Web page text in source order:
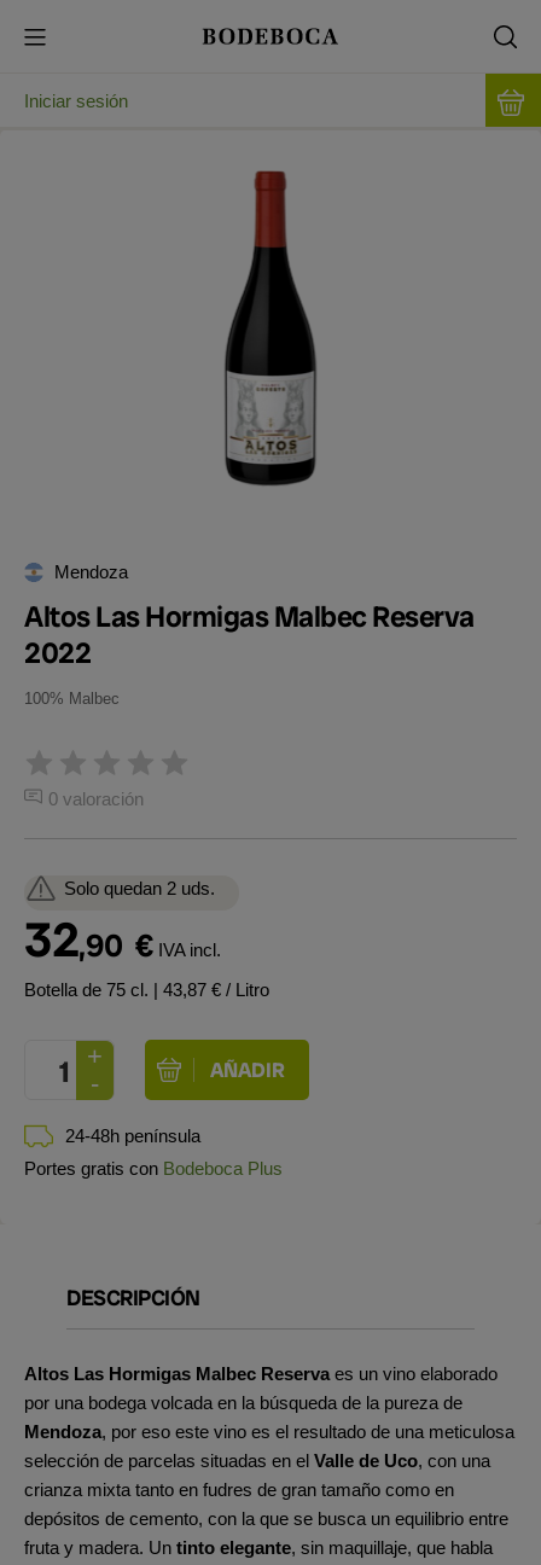
Iniciar sesión
Mendoza
Altos Las Hormigas Malbec Reserva
2022
100% Malbec
0 valoración
Solo quedan 2 uds.
32,90 € IVA incl.
Botella de 75 cl. | 43,87 € / Litro
24-48h península
Portes gratis con Bodeboca Plus
DESCRIPCIÓN
Altos Las Hormigas Malbec Reserva es un vino elaborado
por una bodega volcada en la búsqueda de la pureza de
Mendoza, por eso este vino es el resultado de una meticulosa
selección de parcelas situadas en el Valle de Uco, con una
crianza mixta tanto en fudres de gran tamaño como en
depósitos de cemento, con la que se busca un equilibrio entre
fruta y madera. Un tinto elegante, sin maquillaje, que habla